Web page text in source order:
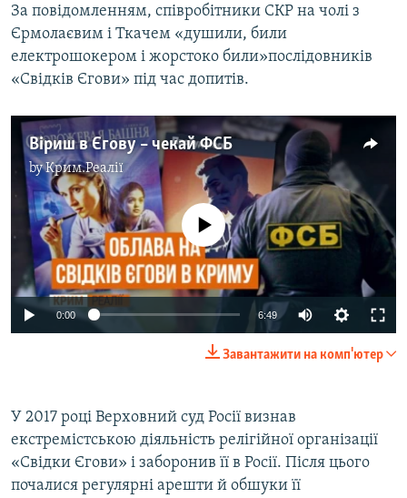
За повідомленням, співробітники СКР на чолі з
Єрмолаєвим і Ткачем «душили, били
електрошокером і жорстоко били»послідовників
«Свідків Єгови» під час допитів.
Віриш в Єгову – чекай ФСБ
byКрим.Реалії
No media source currently available
0:00 6:49
Завантажити на комп'ютер
У 2017 році Верховний суд Росії визнав
екстремістською діяльність релігійної організації
«Свідки Єгови» і заборонив її в Росії. Після цього
почалися регулярні арешти й обшуки її